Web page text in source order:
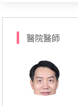
醫院醫師